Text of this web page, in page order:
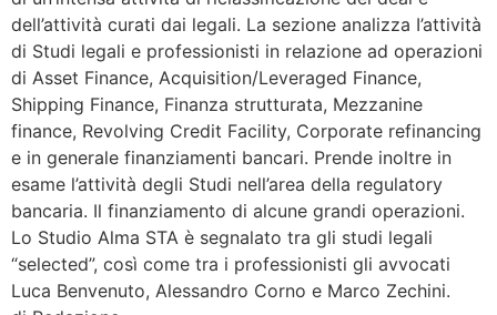
dell’attività curati dai legali. La sezione analizza I’attività
di Studi legali e professionisti in relazione ad operazioni
di Asset Finance, Acquisition/Leveraged Finance,
Shipping Finance, Finanza strutturata, Mezzanine
finance, Revolving Credit Facility, Corporate refinancing
e in generale finanziamenti bancari. Prende inoltre in
esame l’attività degli Studi nell’area della regulatory
bancaria. Il finanziamento di alcune grandi operazioni.
Lo Studio Alma STA è segnalato tra gli studi legali
“selected”, così come tra i professionisti gli avvocati
Luca Benvenuto, Alessandro Corno e Marco Zechini.